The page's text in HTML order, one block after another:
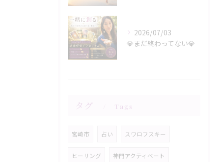
2026/07/03
💎まだ終わってない💎
タグ Tags
宮崎市 占い スワロフスキー
ヒーリング 神門アクティべート